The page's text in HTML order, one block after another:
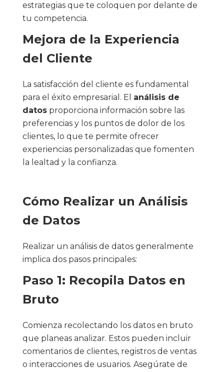
estrategias que te coloquen por delante de
tu competencia.
Mejora de la Experiencia
del Cliente
La satisfacción del cliente es fundamental
para el éxito empresarial. El análisis de
datosproporciona información sobre las
preferencias y los puntos de dolor de los
clientes, lo que te permite ofrecer
experiencias personalizadas que fomenten
la lealtad y la confianza.
Cómo Realizar un Análisis
de Datos
Realizar un análisis de datos generalmente
implica dos pasos principales:
Paso 1: Recopila Datos en
Bruto
Comienza recolectando los datos en bruto
que planeas analizar. Estos pueden incluir
comentarios de clientes, registros de ventas
o interacciones de usuarios. Asegúrate de